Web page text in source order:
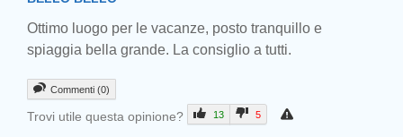
Ottimo luogo per le vacanze, posto tranquillo e
spiaggia bella grande. La consiglio a tutti.
Commenti (0)
Trovi utile questa opinione? 13 5